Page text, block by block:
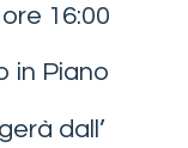
16:00
in Piano
dall’